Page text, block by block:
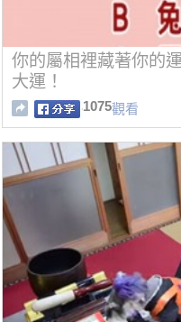
你的屬相裡藏著你的
大運！
1075觀看